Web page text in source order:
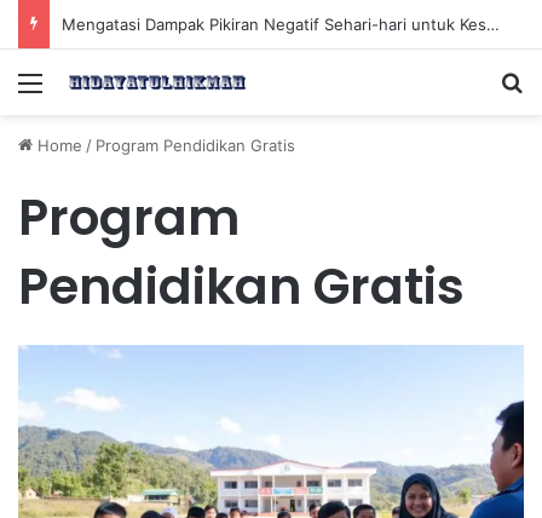
Mengatasi Dampak Pikiran Negatif Sehari-hari untuk Kesehatan Mental yang Lebih Baik
Menu
Home / Program Pendidikan Gratis
Program
Pendidikan Gratis